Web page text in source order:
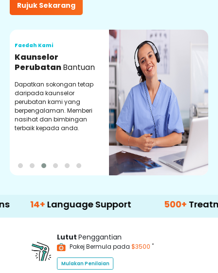
Rujuk Sekarang
Faedah Kami
Kaunselor
PerubatanBantuan
Dapatkan sokongan tetap
daripada kaunselor
perubatan kami yang
berpengalaman. Memberi
nasihat dan bimbingan
terbaik kepada anda.
Language Support 500+ Treatment
Lutut Penggantian
Pakej Bermula pada $3500 *
Mulakan Penilaian